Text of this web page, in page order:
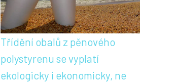
Třídění obalů z pěnového
polystyrenu se vyplatí
ekologicky i ekonomicky, ne